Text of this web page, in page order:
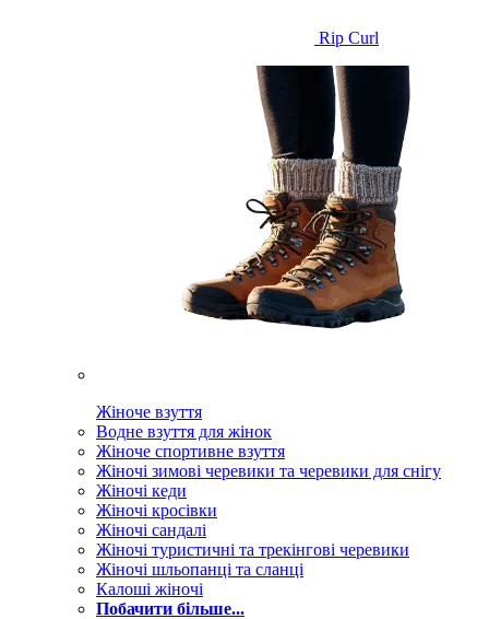
Rip Curl
Жіноче взуття
Водне взуття для жінок
Жіноче спортивне взуття
Жіночі зимові черевики та черевики для снігу
Жіночі кеди
Жіночі кросівки
Жіночі сандалі
Жіночі туристичні та трекінгові черевики
Жіночі шльопанці та сланці
Калоші жіночі
Побачити більше...